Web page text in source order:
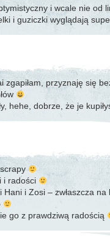
i wcale nie od
i guziczki wyglądają
zgapiłam, przyznaję się
hehe, dobrze, że je
scrapy
i radości
Hani i Zosi – zwłaszcza
go z prawdziwą radością